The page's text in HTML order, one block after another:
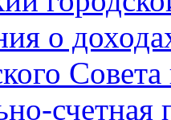
о
счетная